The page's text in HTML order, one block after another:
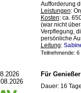
Aufforderung
Leistungen:
Kosten: ca.
(war nicht
Verpflegung,
persönliche
Leitung:
Teilnehmende:
Für
Dauer: 16